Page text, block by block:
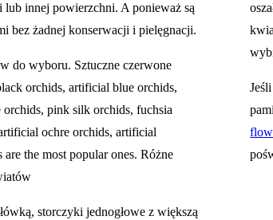
lub innej powierzchni. A ponieważ są
bez żadnej konserwacji i pielęgnacji.
do wyboru. Sztuczne czerwone
orchids, artificial blue orchids,
orchids, pink silk orchids, fuchsia
ochre orchids, artificial
are the most popular ones. Różne
storczyki jednogłowe z większą